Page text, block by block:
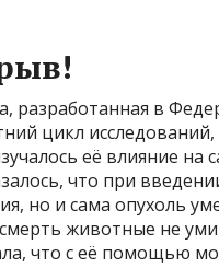
разработанная в
цикл
её влияние
что при
но и сама опухоль
животные не
что с её помощью